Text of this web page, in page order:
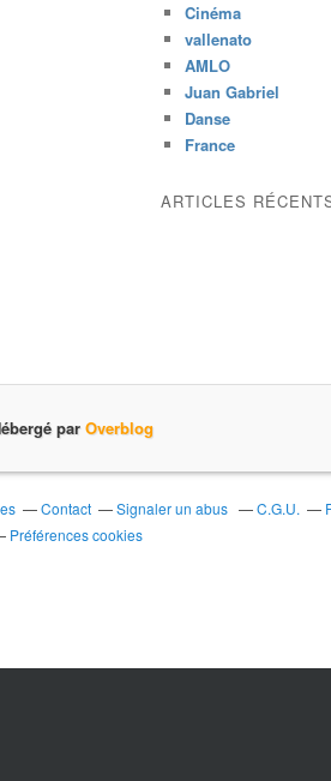
Cinéma
vallenato
AMLO
Juan Gabriel
Danse
France
ARTICLES
Hébergé par Overblog
Contact Signaler un abus C.G.U.
Préférences cookies